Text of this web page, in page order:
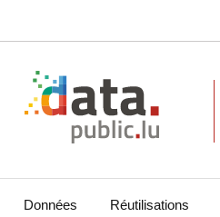
Données Réutilisations